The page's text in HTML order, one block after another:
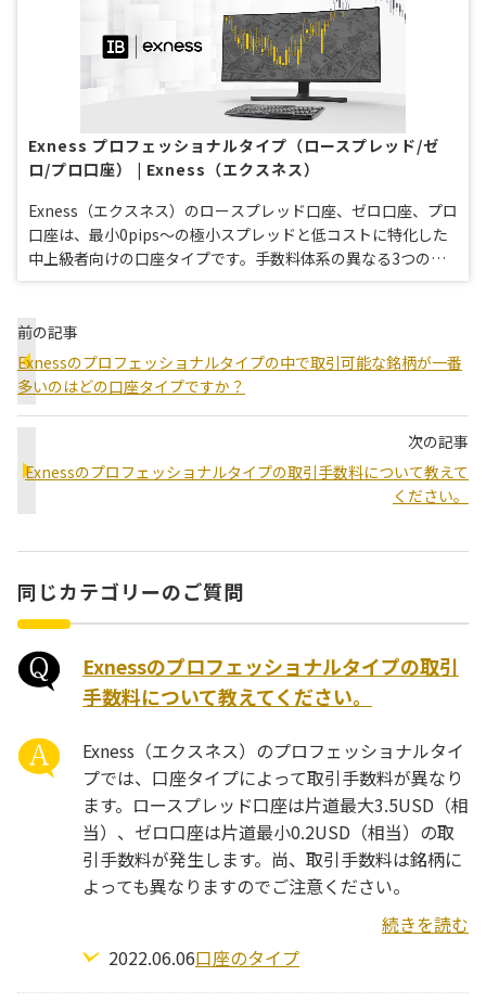
Exness プロフェッショナルタイプ（ロースプレッド/ゼ
ロ/プロ口座） | Exness（エクスネス）
Exness（エクスネス）のロースプレッド口座、ゼロ口座、プロ
口座は、最小0pips〜の極小スプレッドと低コストに特化した
中上級者向けの口座タイプです。手数料体系の異なる3つの口
座タイプは、いずれもスキャルピングトレードに有利な取引環
前の記事
Exnessのプロフェッショナルタイプの中で取引可能な銘柄が一番
多いのはどの口座タイプですか？
次の記事
Exnessのプロフェッショナルタイプの取引手数料について教えて
ください。
同じカテゴリーのご質問
Exnessのプロフェッショナルタイプの取引
手数料について教えてください。
Exness（エクスネス）のプロフェッショナルタイ
プでは、口座タイプによって取引手数料が異なり
ます。ロースプレッド口座は片道最大3.5USD（相
当）、ゼロ口座は片道最小0.2USD（相当）の取
引手数料が発生します。尚、取引手数料は銘柄に
よっても異なりますのでご注意ください。
続きを読む
2022.06.06口座のタイプ